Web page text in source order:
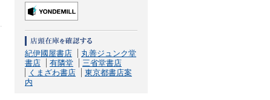
紀伊國屋書店
丸善ジュンク堂
書店
有隣堂
三省堂書店
くまざわ書店
東京都書店案
内